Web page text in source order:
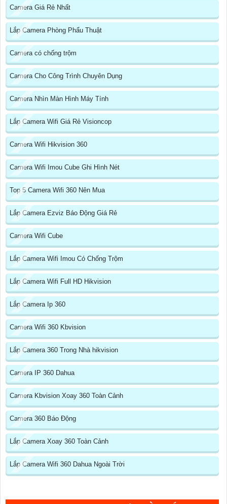
Camera Giá Rẻ Nhất
Lắp Camera Phòng Phẩu Thuật
Camera có chống trộm
Camera Cho Công Trình Chuyên Dụng
Camera Nhìn Màn Hình Máy Tính
Lắp Camera Wifi Giá Rẻ Visioncop
Camera Wifi Hikvision 360
Camera Wifi Imou Cube Ghi Hình Nét
Top 5 Camera Wifi 360 Nên Mua
Lắp Camera Ezviz Báo Động Giá Rẻ
Camera Wifi Cube
Lắp Camera Wifi Imou Có Chống Trộm
Lắp Camera Wifi Full HD Hikvision
Lắp Camera Ip 360
Camera Wifi 360 Kbvision
Lắp Camera 360 Trong Nhà hikvision
Camera IP 360 Dahua
Camera Kbvision Xoay 360 Toàn Cảnh
Camera 360 Báo Động
Lắp Camera Xoay 360 Toàn Cảnh
Lắp Camera Wifi 360 Dahua Ngoài Trời